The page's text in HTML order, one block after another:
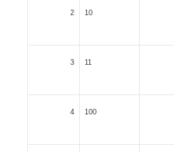
2 10
3 11
4 100